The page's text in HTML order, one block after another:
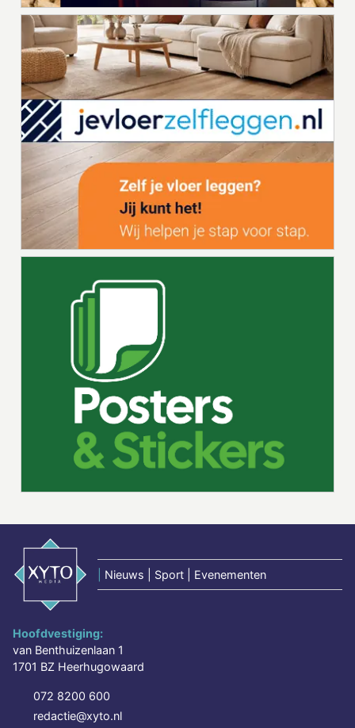
Nieuws | Sport | Evenementen
Hoofdvestiging:
van Benthuizenlaan 1
1701 BZ Heerhugowaard
072 8200 600
redactie@xyto.nl